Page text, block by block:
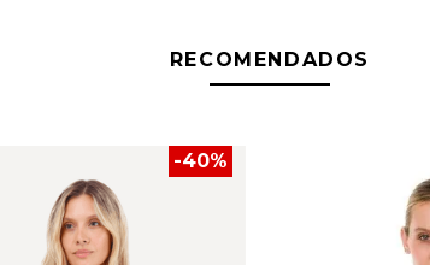
RECOMENDADOS
-40%